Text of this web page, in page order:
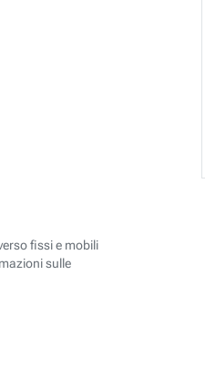
fissi e mobili
sulle